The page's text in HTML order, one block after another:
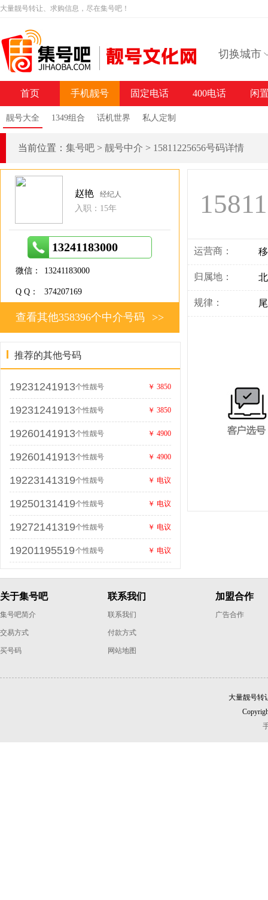
大量靓号转让、求购信息，尽在集号吧！
切换城市
首页 手机靓号
靓号大全 1349组合 话机世界 私人定制
固定电话 400电话 闲
当前位置： 集号吧 > 靓号中介 > 15811225656号码详情
运营商：
归属地：
规律：
赵艳 经纪人
入职：15年
13241183000
微信： 13241183000
Q Q： 374207169
>>
查看其他358396个中介号码
推荐的其他号码
19231241913个性靓号 ￥ 3850
19231241913个性靓号 ￥ 3850
19260141913个性靓号 ￥ 4900
19260141913个性靓号 ￥ 4900
19223141319个性靓号 ￥ 电议
19250131419个性靓号 ￥ 电议
19272141319个性靓号 ￥ 电议
19201195519个性靓号 ￥ 电议
关于集号吧
集号吧简介
交易方式
买号码
联系我们
联系我们
付款方式
网站地图
加盟合作
广告合作
大量靓号转